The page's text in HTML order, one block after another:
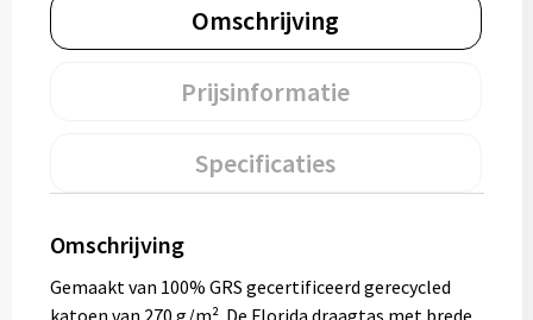
Omschrijving
Prijsinformatie
Specificaties
Omschrijving
Gemaakt van 100% GRS gecertificeerd gerecycled
katoen van 270 g/m². De Florida draagtas met brede